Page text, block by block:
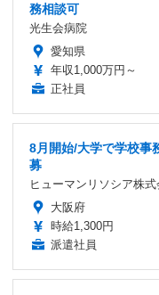
務相談可
光生会病院
愛知県
年収1,000万円～
正社員
8月開始/大学で学校事
募
ヒューマンリソシア株式
大阪府
時給1,300円
派遣社員